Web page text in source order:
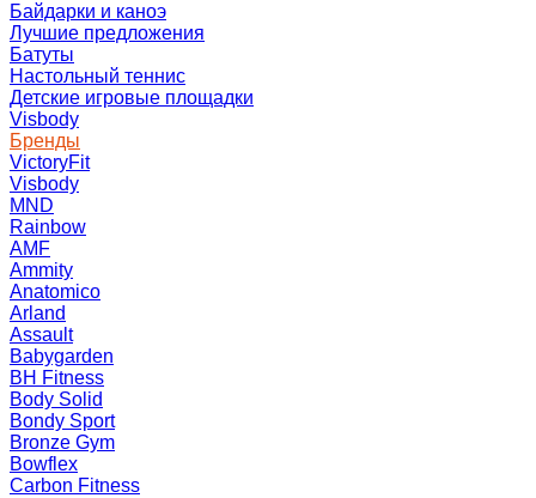
Байдарки и каноэ
Лучшие предложения
Батуты
Настольный теннис
Детские игровые площадки
Visbody
Бренды
VictoryFit
Visbody
MND
Rainbow
AMF
Ammity
Anatomico
Arland
Assault
Babygarden
BH Fitness
Body Solid
Bondy Sport
Bronze Gym
Bowflex
Carbon Fitness